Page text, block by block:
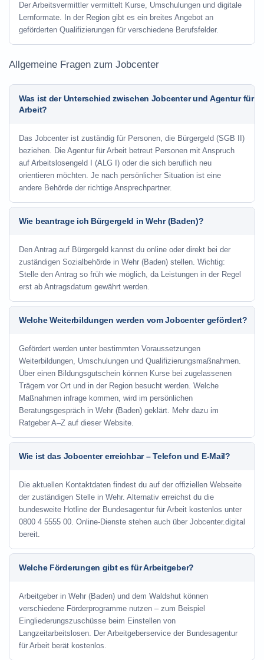
Der Arbeitsvermittler vermittelt Kurse, Umschulungen und digitale
Lernformate. In der Region gibt es ein breites Angebot an
geförderten Qualifizierungen für verschiedene Berufsfelder.
Allgemeine Fragen zum Jobcenter
Was ist der Unterschied zwischen Jobcenter und Agentur für
Arbeit?
Das Jobcenter ist zuständig für Personen, die Bürgergeld (SGB II)
beziehen. Die Agentur für Arbeit betreut Personen mit Anspruch
auf Arbeitslosengeld I (ALG I) oder die sich beruflich neu
orientieren möchten. Je nach persönlicher Situation ist eine
andere Behörde der richtige Ansprechpartner.
Wie beantrage ich Bürgergeld in Wehr (Baden)?
Den Antrag auf Bürgergeld kannst du online oder direkt bei der
zuständigen Sozialbehörde in Wehr (Baden) stellen. Wichtig:
Stelle den Antrag so früh wie möglich, da Leistungen in der Regel
erst ab Antragsdatum gewährt werden.
Welche Weiterbildungen werden vom Jobcenter gefördert?
Gefördert werden unter bestimmten Voraussetzungen
Weiterbildungen, Umschulungen und Qualifizierungsmaßnahmen.
Über einen Bildungsgutschein können Kurse bei zugelassenen
Trägern vor Ort und in der Region besucht werden. Welche
Maßnahmen infrage kommen, wird im persönlichen
Beratungsgespräch in Wehr (Baden) geklärt. Mehr dazu im
Ratgeber A–Z auf dieser Website.
Wie ist das Jobcenter erreichbar – Telefon und E-Mail?
Die aktuellen Kontaktdaten findest du auf der offiziellen Webseite
der zuständigen Stelle in Wehr. Alternativ erreichst du die
bundesweite Hotline der Bundesagentur für Arbeit kostenlos unter
0800 4 5555 00. Online-Dienste stehen auch über Jobcenter.digital
bereit.
Welche Förderungen gibt es für Arbeitgeber?
Arbeitgeber in Wehr (Baden) und dem Waldshut können
verschiedene Förderprogramme nutzen – zum Beispiel
Eingliederungszuschüsse beim Einstellen von
Langzeitarbeitslosen. Der Arbeitgeberservice der Bundesagentur
für Arbeit berät kostenlos.